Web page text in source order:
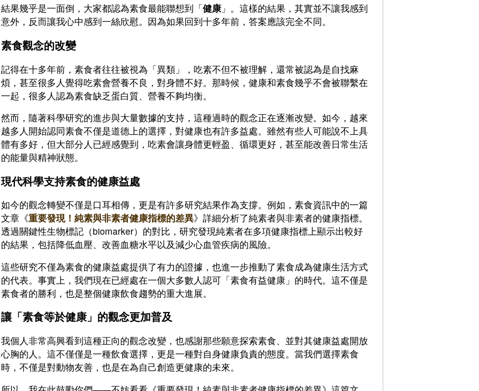
結果幾乎是一面倒，大家都認為素食最能聯想到「健康」。這樣的結果，其實並不讓我感到
意外，反而讓我心中感到一絲欣慰。因為如果回到十多年前，答案應該完全不同。
素食觀念的改變
記得在十多年前，素食者往往被視為「異類」，吃素不但不被理解，還常被認為是自找麻
煩，甚至很多人覺得吃素會營養不良，對身體不好。那時候，健康和素食幾乎不會被聯繫在
一起，很多人認為素食缺乏蛋白質、營養不夠均衡。
然而，隨著科學研究的進步與大量數據的支持，這種過時的觀念正在逐漸改變。如今，越來
越多人開始認同素食不僅是道德上的選擇，對健康也有許多益處。雖然有些人可能說不上具
體有多好，但大部分人已經感覺到，吃素會讓身體更輕盈、循環更好，甚至能改善日常生活
的能量與精神狀態。
現代科學支持素食的健康益處
如今的觀念轉變不僅是口耳相傳，更是有許多研究結果作為支撐。例如，素食資訊中的一篇
文章《重要發現！純素與非素者健康指標的差異》詳細分析了純素者與非素者的健康指標。
透過關鍵性生物標記（biomarker）的對比，研究發現純素者在多項健康指標上顯示出較好
的結果，包括降低血壓、改善血糖水平以及減少心血管疾病的風險。
這些研究不僅為素食的健康益處提供了有力的證據，也進一步推動了素食成為健康生活方式
的代表。事實上，我們現在已經處在一個大多數人認可「素食有益健康」的時代。這不僅是
素食者的勝利，也是整個健康飲食趨勢的重大進展。
讓「素食等於健康」的觀念更加普及
我個人非常高興看到這種正向的觀念改變，也感謝那些願意探索素食、並對其健康益處開放
心胸的人。這不僅僅是一種飲食選擇，更是一種對自身健康負責的態度。當我們選擇素食
時，不僅是對動物友善，也是在為自己創造更健康的未來。